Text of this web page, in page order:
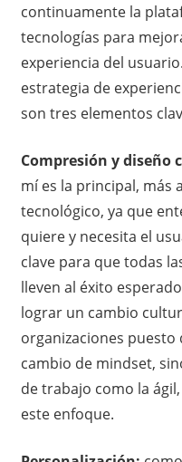
continuamente la
tecnologías para
experiencia del
estrategia de
son tres elementos
Compresión y diseño
mí es la principal, más
tecnológico, ya que
quiere y necesita el
clave para que todas
lleven al éxito
lograr un cambio
organizaciones
cambio de mindset,
de trabajo como la
este enfoque.